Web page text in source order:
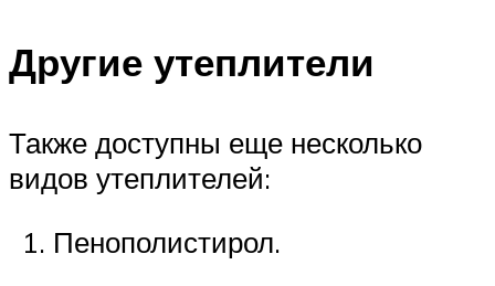
Другие утеплители
Также доступны еще несколько
видов утеплителей:
Пенополистирол.